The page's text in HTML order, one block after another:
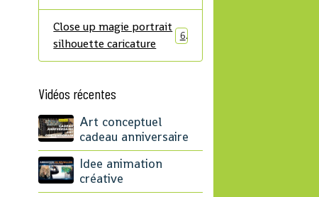
Close up magie portrait
silhouette caricature
6
Vidéos récentes
Art conceptuel
cadeau anniversaire
Idee animation
créative